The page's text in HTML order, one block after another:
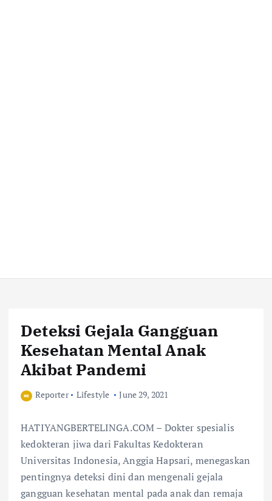
Deteksi Gejala Gangguan
Kesehatan Mental Anak
Akibat Pandemi
Reporter Lifestyle June 29, 2021
HATIYANGBERTELINGA.COM – Dokter spesialis
kedokteran jiwa dari Fakultas Kedokteran
Universitas Indonesia, Anggia Hapsari, menegaskan
pentingnya deteksi dini dan mengenali gejala
gangguan kesehatan mental pada anak dan remaja